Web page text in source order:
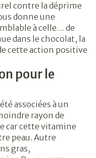
contre la déprime
donne une
à celle… de
dans le chocolat, la
cette action positive
pour le
associées à un
rayon de
car cette vitamine
peau. Autre
gras,